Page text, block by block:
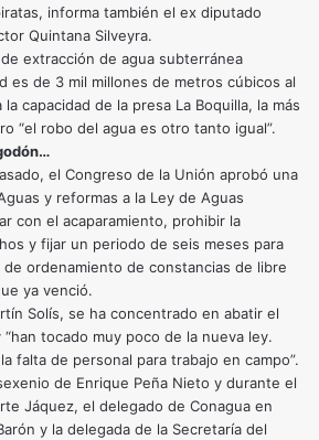
informa también el ex diputado
Quintana Silveyra.
extracción de agua subterránea
es de 3 mil millones de metros cúbicos al
capacidad de la presa La Boquilla, la más
“el robo del agua es otro tanto igual”.
el Congreso de la Unión aprobó una
y reformas a la Ley de Aguas
con el acaparamiento, prohibir la
y fijar un periodo de seis meses para
ordenamiento de constancias de libre
ya venció.
Solís, se ha concentrado en abatir el
tocado muy poco de la nueva ley.
falta de personal para trabajo en campo”.
de Enrique Peña Nieto y durante el
Jáquez, el delegado de Conagua en
y la delegada de la Secretaría del